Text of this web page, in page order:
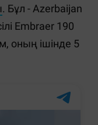
. Бұл - Azerbaijan
Embraer 190
оның ішінде 5